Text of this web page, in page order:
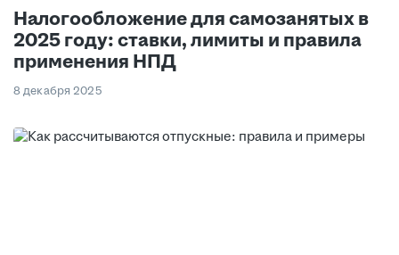
Налогообложение для самозанятых в
2025 году: ставки, лимиты и правила
применения НПД
8 декабря 2025